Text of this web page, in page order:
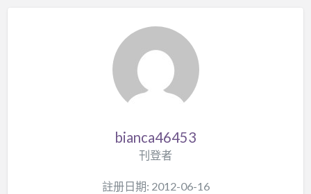
bianca46453
刊登者
註册日期: 2012-06-16